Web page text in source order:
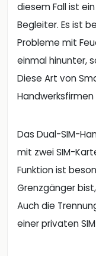
diesem Fall ist
Begleiter. Es ist
Probleme mit
einmal hinunter,
Diese Art von
Das Dual-SIM-
mit zwei SIM-
Funktion ist
Grenzgänger
Auch die
einer privaten